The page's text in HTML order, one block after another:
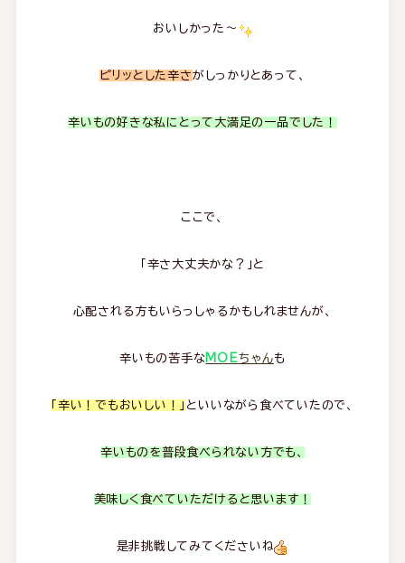
おいしかった～
ピリッとした辛さがしっかりとあって、
辛いもの好きな私にとって大満足の一品でした！
ここで、
「辛さ大丈夫かな？」と
心配される方もいらっしゃるかもしれませんが、
辛いもの苦手なMOEちゃんも
「辛い！でもおいしい！」 といいながら食べていたので、
辛いものを普段食べられない方でも、
美味しく食べていただけると思います！
是非挑戦してみてくださいね